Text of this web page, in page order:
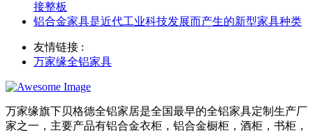
接整板
铝合金家具是近代工业科技发展而产生的新型家具种类
友情链接 :
万家缘全铝家具
万家缘旗下贝格德全铝家居是全国最早的全铝家具定制生产厂
家之一，主要产品有铝合金衣柜，铝合金橱柜，酒柜，书柜，